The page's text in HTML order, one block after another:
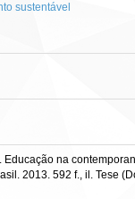
sustentável
Educação na
2013. 592 f., il. Tese